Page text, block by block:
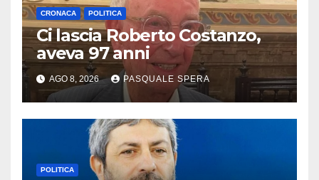
CRONACA POLITICA
Ci lascia Roberto Costanzo,
aveva 97 anni
AGO 8, 2026 PASQUALE SPERA
POLITICA